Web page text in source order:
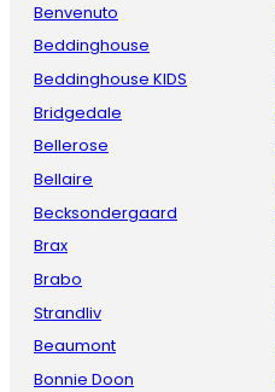
Benvenuto
Beddinghouse
Beddinghouse KIDS
Bridgedale
Bellerose
Bellaire
Becksondergaard
Brax
Brabo
Strandliv
Beaumont
Bonnie Doon